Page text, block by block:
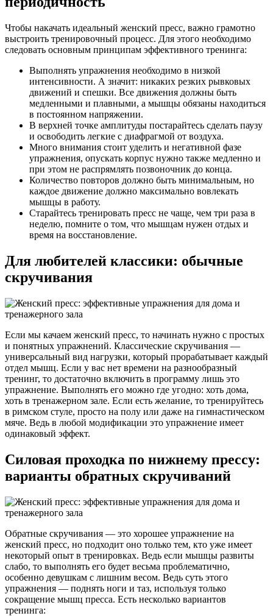
Чтобы накачать идеальный женский пресс, важно грамотно
выстроить тренировочный процесс. Для этого необходимо
следовать основным принципам эффективного тренинга:
Выполнять упражнения необходимо в низкой
интенсивности. А значит: никаких резких рывковых
движений и спешки. Все движения должны быть
медленными и плавными, а мышцы обязаны находиться
в постоянном напряжении.
В верхней точке амплитуды постарайтесь сделать паузу
и освободить легкие с диафрагмой от воздуха.
Много внимания стоит уделить и негативной фазе
упражнения, опускать корпус нужно также медленно и
при этом не распрямлять позвоночник до конца.
Количество повторов должно быть минимальным, но
каждое движение должно максимально вовлекать
мышцы в работу.
Старайтесь тренировать пресс не чаще, чем три раза в
неделю, помните о том, что мышцам нужен отдых и
время на восстановление.
Для любителей классики: обычные
скручивания
Если мы качаем женский пресс, то начинать нужно с простых
и понятных упражнений. Классические скручивания —
универсальный вид нагрузки, который прорабатывает каждый
отдел мышц. Если у вас нет времени на разнообразный
тренинг, то достаточно включить в программу лишь это
упражнение. Выполнять его можно где угодно: хоть дома,
хоть в тренажерном зале. Если есть желание, то тренируйтесь
в римском стуле, просто на полу или даже на гимнастическом
мяче. Ведь в любой модификации это упражнение имеет
одинаковый эффект.
Силовая проходка по нижнему прессу:
варианты обратных скручиваний
Обратные скручивания — это хорошее упражнение на
женский пресс, но подходит оно только тем, кто уже имеет
некоторый опыт в тренировках. Ведь если мышцы развиты
слабо, то выполнять его будет весьма проблематично,
особенно девушкам с лишним весом. Ведь суть этого
упражнения — поднять ноги и таз, используя только
сокращение мышц пресса. Есть несколько вариантов
тренинга: